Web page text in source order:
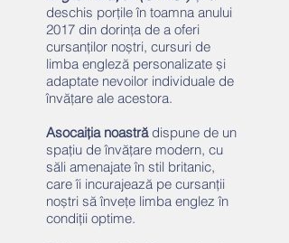
deschis porțile în toamna anului
2017 din dorința de a oferi
cursanților noștri, cursuri de
limba engleză personalizate și
adaptate nevoilor individuale de
învățare ale acestora.
Asocaiția noastrădispune de un
spațiu de învățare modern, cu
săli amenajate în stil britanic,
care îi incurajează pe cursanții
noștri să învețe limba englez în
condiții optime.